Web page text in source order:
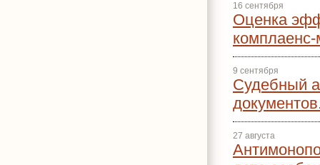
16 сентября
Оценка
9 сентября
Судебный
27 августа